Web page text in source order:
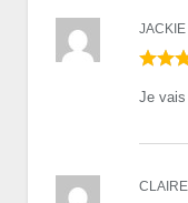
JACKIE
Je
CLAIRE